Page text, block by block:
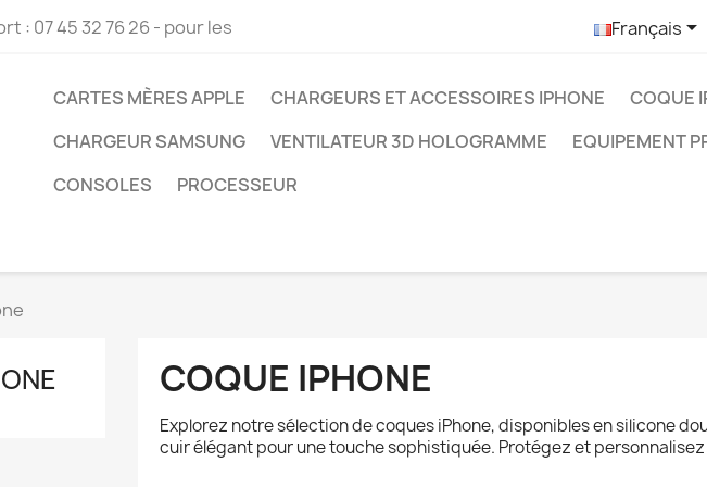
: 07 45 32 76 26 - pour les
Français
CARTES MÈRES APPLE CHARGEURS ET ACCESSOIRES IPHONE COQUE
CHARGEUR SAMSUNG
VENTILATEUR 3D HOLOGRAMME EQUIPEMENT
CONSOLES
PROCESSEUR
COQUE IPHONE
Explorez notre sélection de coques iPhone, disponibles en silicone
cuir élégant pour une touche sophistiquée. Protégez et